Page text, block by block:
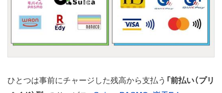
ひとつは事前にチャージした残高から支払う 「前払い（プリ